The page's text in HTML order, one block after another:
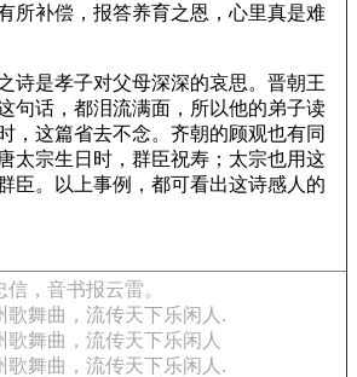
所补偿，报答养育之恩，心里真是难
诗是孝子对父母深深的哀思。晋朝王
句话，都泪流满面，所以他的弟子读
，这篇省去不念。齐朝的顾观也有同
太宗生日时，群臣祝寿；太宗也用这
臣。以上事例，都可看出这诗感人的
信，音书报云雷。
歌舞曲，流传天下乐闲人.
歌舞曲，流传天下乐闲人
歌舞曲，流传天下乐闲人.